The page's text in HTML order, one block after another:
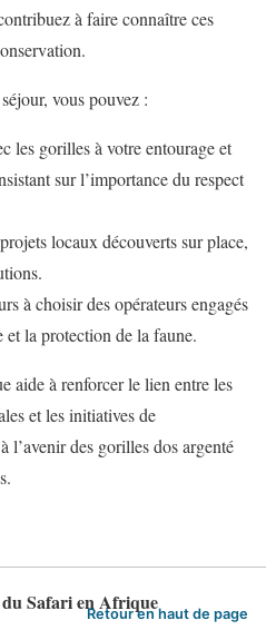
à faire connaître ces
vous pouvez :
les gorilles à votre entourage et
sur l’importance du respect
locaux découverts sur place,
à choisir des opérateurs engagés
et la protection de la faune.
aide à renforcer le lien entre les
et les initiatives de
l’avenir des gorilles dos argenté
Safari en Afrique
Retour en haut de page